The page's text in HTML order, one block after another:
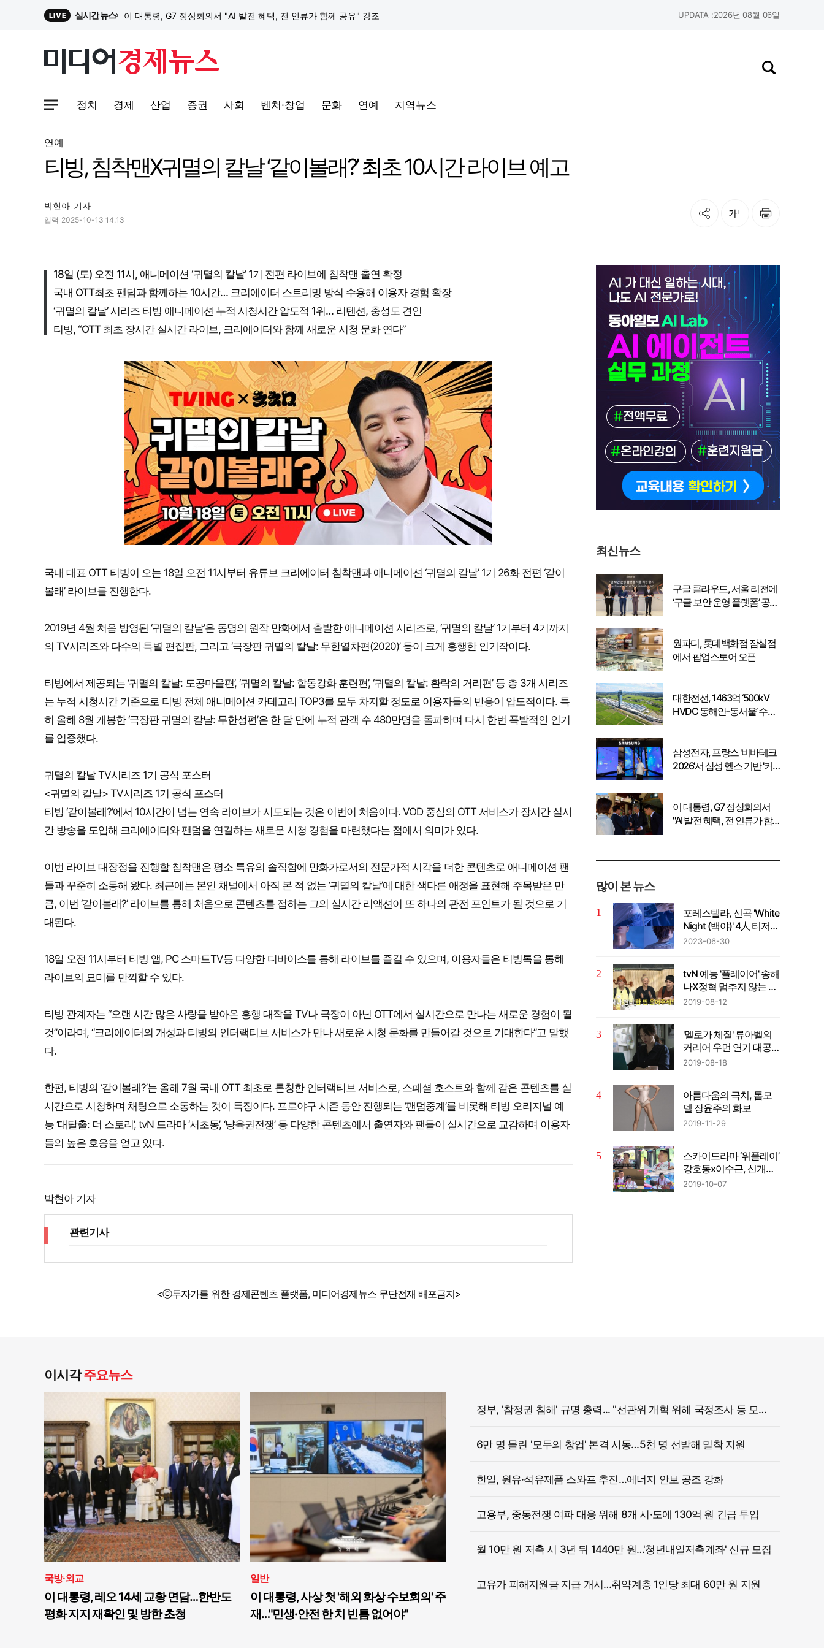
LIVE 실시간 뉴스 이 대통령, G7 정상회의서 "AI 발전 혜택, 전 인류가 함께 공유" 강조
원파디, 롯데백화점 잠실점에서 팝업스토어 오픈
대한전선, 1463억 ‘500kV HVDC 동해안-동서울’ 수주… 시장 확대 본격화
이 대통령, G7 정상회의서 "AI 발전 혜택, 전 인류가 함께 공유" 강조
UPDATA :2026년 08월 06일
사이트맵메뉴 열기
정치 경제 산업 증권 사회 벤처·창업 문화 연예 지역뉴스
검색창 열기
연예
티빙, 침착맨X귀멸의 칼날 ‘같이볼래?’ 최초 10시간 라이브 예고
박현아 기자
입력 2025-10-13 14:13
공유 글자크기 인쇄
18일 (토) 오전 11시, 애니메이션 ‘귀멸의 칼날’ 1기 전편 라이브에 침착맨 출연 확정
국내 OTT최초 팬덤과 함께하는 10시간… 크리에이터 스트리밍 방식 수용해 이용자 경험 확장
‘귀멸의 칼날’ 시리즈 티빙 애니메이션 누적 시청시간 압도적 1위… 리텐션, 충성도 견인
티빙, “OTT 최초 장시간 실시간 라이브, 크리에이터와 함께 새로운 시청 문화 연다”
국내 대표 OTT 티빙이 오는 18일 오전 11시부터 유튜브 크리에이터 침착맨과 애니메이션 ‘귀멸의 칼날’ 1기 26화 전편 ‘같이
볼래’ 라이브를 진행한다.
2019년 4월 처음 방영된 ‘귀멸의 칼날’은 동명의 원작 만화에서 출발한 애니메이션 시리즈로, ‘귀멸의 칼날’ 1기부터 4기까지
의 TV시리즈와 다수의 특별 편집판, 그리고 ‘극장판 귀멸의 칼날: 무한열차편(2020)’ 등이 크게 흥행한 인기작이다.
티빙에서 제공되는 ‘귀멸의 칼날: 도공마을편’, ‘귀멸의 칼날: 합동강화 훈련편’, ‘귀멸의 칼날: 환락의 거리편’ 등 총 3개 시리즈
는 누적 시청시간 기준으로 티빙 전체 애니메이션 카테고리 TOP3를 모두 차지할 정도로 이용자들의 반응이 압도적이다. 특
히 올해 8월 개봉한 ‘극장판 귀멸의 칼날: 무한성편’은 한 달 만에 누적 관객 수 480만명을 돌파하며 다시 한번 폭발적인 인기
를 입증했다.
귀멸의 칼날 TV시리즈 1기 공식 포스터
<귀멸의 칼날> TV시리즈 1기 공식 포스터
티빙 ‘같이볼래?’에서 10시간이 넘는 연속 라이브가 시도되는 것은 이번이 처음이다. VOD 중심의 OTT 서비스가 장시간 실시
간 방송을 도입해 크리에이터와 팬덤을 연결하는 새로운 시청 경험을 마련했다는 점에서 의미가 있다.
이번 라이브 대장정을 진행할 침착맨은 평소 특유의 솔직함에 만화가로서의 전문가적 시각을 더한 콘텐츠로 애니메이션 팬
들과 꾸준히 소통해 왔다. 최근에는 본인 채널에서 아직 본 적 없는 ‘귀멸의 칼날’에 대한 색다른 애정을 표현해 주목받은 만
큼, 이번 ‘같이볼래?’ 라이브를 통해 처음으로 콘텐츠를 접하는 그의 실시간 리액션이 또 하나의 관전 포인트가 될 것으로 기
대된다.
18일 오전 11시부터 티빙 앱, PC 스마트TV등 다양한 디바이스를 통해 라이브를 즐길 수 있으며, 이용자들은 티빙톡을 통해
라이브의 묘미를 만끽할 수 있다.
티빙 관계자는 “오랜 시간 많은 사랑을 받아온 흥행 대작을 TV나 극장이 아닌 OTT에서 실시간으로 만나는 새로운 경험이 될
것”이라며, “크리에이터의 개성과 티빙의 인터랙티브 서비스가 만나 새로운 시청 문화를 만들어갈 것으로 기대한다”고 말했
다.
한편, 티빙의 ‘같이볼래?’는 올해 7월 국내 OTT 최초로 론칭한 인터랙티브 서비스로, 스페셜 호스트와 함께 같은 콘텐츠를 실
시간으로 시청하며 채팅으로 소통하는 것이 특징이다. 프로야구 시즌 동안 진행되는 ‘팬덤중계’를 비롯해 티빙 오리지널 예
능 ‘대탈출: 더 스토리’, tvN 드라마 ‘서초동’, ‘냥육권전쟁’ 등 다양한 콘텐츠에서 출연자와 팬들이 실시간으로 교감하며 이용자
들의 높은 호응을 얻고 있다.
박현아 기자
관련기사
<ⓒ투자가를 위한 경제콘텐츠 플랫폼, 미디어경제뉴스 무단전재 배포금지>
최신뉴스
구글 클라우드, 서울 리전에
‘구글 보안 운영 플랫폼’ 공식
원파디, 롯데백화점 잠실점
에서 팝업스토어 오픈
대한전선, 1463억 ‘500kV
HVDC 동해안-동서울’ 수
삼성전자, 프랑스 '비바테크
2026'서 삼성 헬스 기반 '커
이 대통령, G7 정상회의서
"AI 발전 혜택, 전 인류가 함
많이 본 뉴스
포레스텔라, 신곡 'White
Night (백야)' 4人 티저
전체 공개!
2023-06-30
tvN 예능 '플레이어' 송해
나X정혁 멈추지 않는 폭
소 선사
2019-08-12
'멜로가 체질' 류아벨의
커리어 우먼 연기 대공
개
2019-08-18
아름다움의 극치, 톱모
델 장윤주의 화보
2019-11-29
스카이드라마 ‘위플레이’
강호동x이수근, 신개념
게임 예능의 탄생
2019-10-07
이시각주요뉴스
국방·외교
이 대통령, 레오 14세 교황 면담…한반도
평화 지지 재확인 및 방한 초청
일반
이 대통령, 사상 첫 '해외 화상 수보회의' 주
재…"민생·안전 한 치 빈틈 없어야"
정부, '참정권 침해' 규명 총력... "선관위 개혁 위해 국정조사 등 모든 조치"
6만 명 몰린 '모두의 창업' 본격 시동…5천 명 선발해 밀착 지원
한일, 원유·석유제품 스와프 추진…에너지 안보 공조 강화
고용부, 중동전쟁 여파 대응 위해 8개 시·도에 130억 원 긴급 투입
월 10만 원 저축 시 3년 뒤 1440만 원…'청년내일저축계좌' 신규 모집
고유가 피해지원금 지급 개시…취약계층 1인당 최대 60만 원 지원